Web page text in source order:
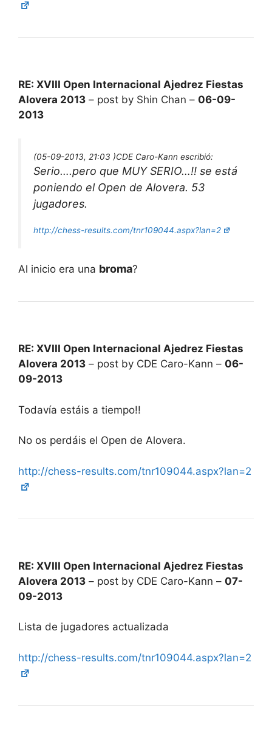
RE: XVIII Open Internacional Ajedrez Fiestas
Alovera 2013 – post by Shin Chan – 06-09-
2013
(05-09-2013, 21:03 )CDE Caro-Kann escribió:
Serio….pero que MUY SERIO…!! se está
poniendo el Open de Alovera. 53
jugadores.
http://chess-results.com/tnr109044.aspx?lan=2
Al inicio era una broma?
RE: XVIII Open Internacional Ajedrez Fiestas
Alovera 2013 – post by CDE Caro-Kann – 06-
09-2013
Todavía estáis a tiempo!!
No os perdáis el Open de Alovera.
http://chess-results.com/tnr109044.aspx?lan=2
RE: XVIII Open Internacional Ajedrez Fiestas
Alovera 2013 – post by CDE Caro-Kann – 07-
09-2013
Lista de jugadores actualizada
http://chess-results.com/tnr109044.aspx?lan=2